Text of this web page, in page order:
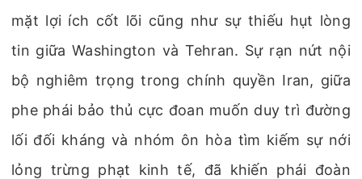
mặt lợi ích cốt lõi cũng như sự thiếu hụt lòng
tin giữa Washington và Tehran. Sự rạn nứt nội
bộ nghiêm trọng trong chính quyền Iran, giữa
phe phái bảo thủ cực đoan muốn duy trì đường
lối đối kháng và nhóm ôn hòa tìm kiếm sự nới
lỏng trừng phạt kinh tế, đã khiến phái đoàn